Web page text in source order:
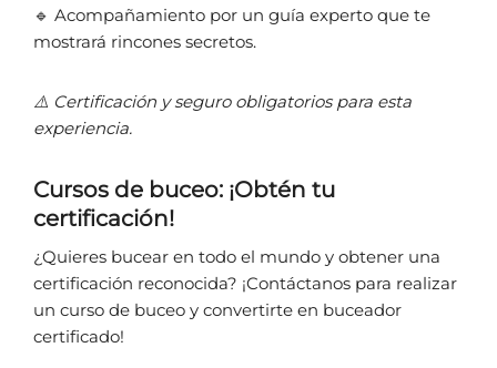
🔹 Acompañamiento por un guía experto que te
mostrará rincones secretos.
⚠️ Certificación y seguro obligatorios para esta
experiencia.
Cursos de buceo: ¡Obtén tu
certificación!
¿Quieres bucear en todo el mundo y obtener una
certificación reconocida? ¡Contáctanos para realizar
un curso de buceo y convertirte en buceador
certificado!